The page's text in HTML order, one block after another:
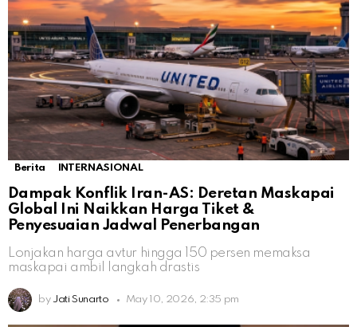
Berita INTERNASIONAL
Dampak Konflik Iran-AS: Deretan Maskapai
Global Ini Naikkan Harga Tiket &
Penyesuaian Jadwal Penerbangan
Lonjakan harga avtur hingga 150 persen memaksa
maskapai ambil langkah drastis
by Jati Sunarto May 10, 2026, 2:35 pm